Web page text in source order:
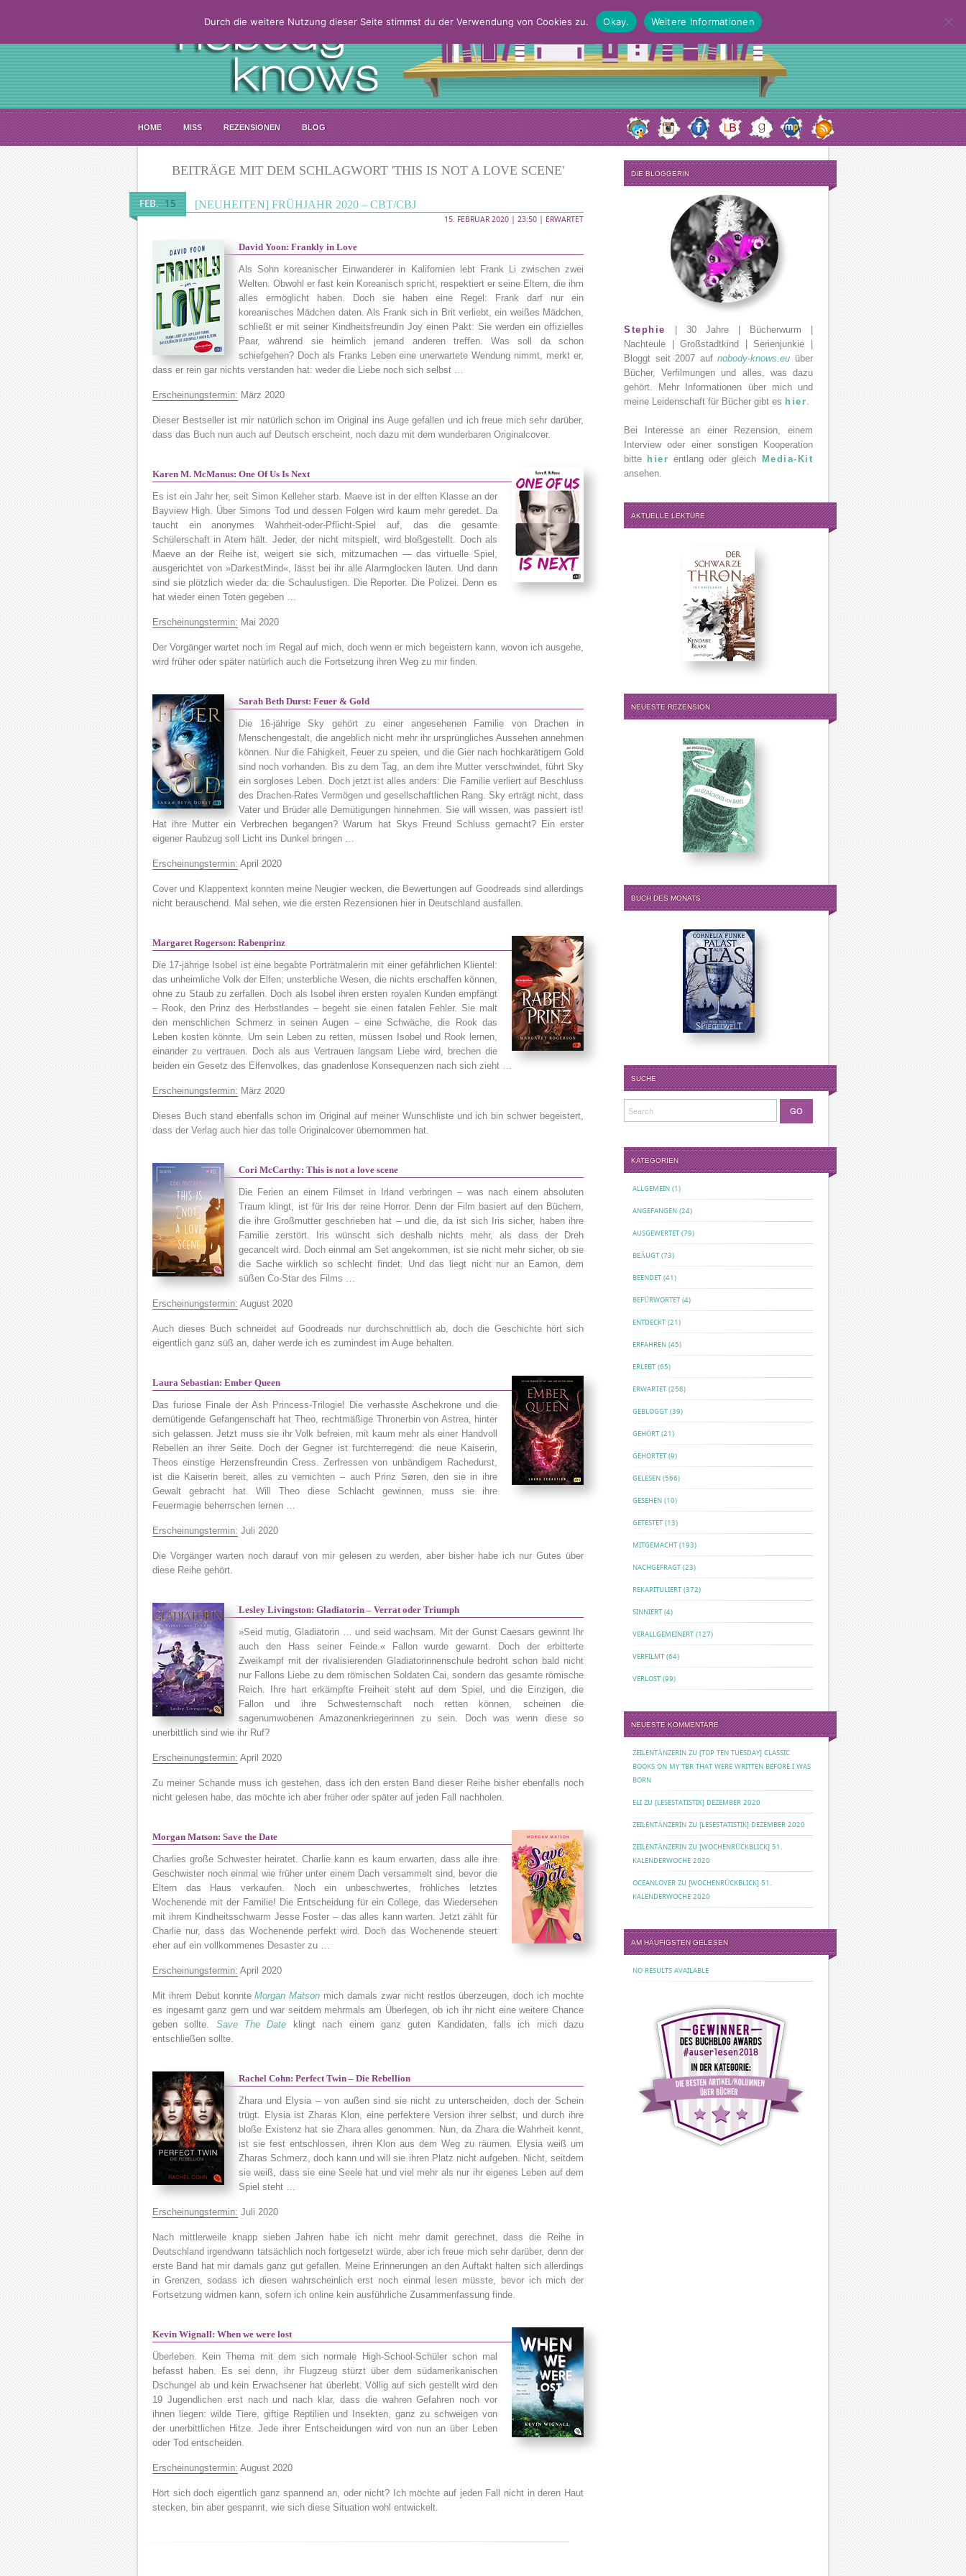
HOME MISS REZENSIONEN BLOG
BEITRÄGE MIT DEM SCHLAGWORT 'THIS IS NOT A LOVE SCENE'
FEB. 15 [NEUHEITEN] FRÜHJAHR 2020 – CBT/CBJ
15. FEBRUAR 2020 | 23:50 | ERWARTET
David Yoon: Frankly in Love
Als Sohn koreanischer Einwanderer in Kalifornien lebt Frank Li zwischen zwei
Welten. Obwohl er fast kein Koreanisch spricht, respektiert er seine Eltern, die ihm
alles ermöglicht haben. Doch sie haben eine Regel: Frank darf nur ein
koreanisches Mädchen daten. Als Frank sich in Brit verliebt, ein weißes Mädchen,
schließt er mit seiner Kindheitsfreundin Joy einen Pakt: Sie werden ein offizielles
Paar, während sie heimlich jemand anderen treffen. Was soll da schon
schiefgehen? Doch als Franks Leben eine unerwartete Wendung nimmt, merkt er,
dass er rein gar nichts verstanden hat: weder die Liebe noch sich selbst …
Erscheinungstermin: März 2020
Dieser Bestseller ist mir natürlich schon im Original ins Auge gefallen und ich freue mich sehr darüber,
dass das Buch nun auch auf Deutsch erscheint, noch dazu mit dem wunderbaren Originalcover.
Karen M. McManus: One Of Us Is Next
Es ist ein Jahr her, seit Simon Kelleher starb. Maeve ist in der elften Klasse an der
Bayview High. Über Simons Tod und dessen Folgen wird kaum mehr geredet. Da
taucht ein anonymes Wahrheit-oder-Pflicht-Spiel auf, das die gesamte
Schülerschaft in Atem hält. Jeder, der nicht mitspielt, wird bloßgestellt. Doch als
Maeve an der Reihe ist, weigert sie sich, mitzumachen — das virtuelle Spiel,
ausgerichtet von »DarkestMind«, lässt bei ihr alle Alarmglocken läuten. Und dann
sind sie plötzlich wieder da: die Schaulustigen. Die Reporter. Die Polizei. Denn es
hat wieder einen Toten gegeben …
Erscheinungstermin: Mai 2020
Der Vorgänger wartet noch im Regal auf mich, doch wenn er mich begeistern kann, wovon ich ausgehe,
wird früher oder später natürlich auch die Fortsetzung ihren Weg zu mir finden.
Sarah Beth Durst: Feuer & Gold
Die 16-jährige Sky gehört zu einer angesehenen Familie von Drachen in
Menschengestalt, die angeblich nicht mehr ihr ursprüngliches Aussehen annehmen
können. Nur die Fähigkeit, Feuer zu speien, und die Gier nach hochkarätigem Gold
sind noch vorhanden. Bis zu dem Tag, an dem ihre Mutter verschwindet, führt Sky
ein sorgloses Leben. Doch jetzt ist alles anders: Die Familie verliert auf Beschluss
des Drachen-Rates Vermögen und gesellschaftlichen Rang. Sky erträgt nicht, dass
Vater und Brüder alle Demütigungen hinnehmen. Sie will wissen, was passiert ist!
Hat ihre Mutter ein Verbrechen begangen? Warum hat Skys Freund Schluss gemacht? Ein erster
eigener Raubzug soll Licht ins Dunkel bringen …
Erscheinungstermin: April 2020
Cover und Klappentext konnten meine Neugier wecken, die Bewertungen auf Goodreads sind allerdings
nicht berauschend. Mal sehen, wie die ersten Rezensionen hier in Deutschland ausfallen.
Margaret Rogerson: Rabenprinz
Die 17-jährige Isobel ist eine begabte Porträtmalerin mit einer gefährlichen Klientel:
das unheimliche Volk der Elfen; unsterbliche Wesen, die nichts erschaffen können,
ohne zu Staub zu zerfallen. Doch als Isobel ihren ersten royalen Kunden empfängt
– Rook, den Prinz des Herbstlandes – begeht sie einen fatalen Fehler. Sie malt
den menschlichen Schmerz in seinen Augen – eine Schwäche, die Rook das
Leben kosten könnte. Um sein Leben zu retten, müssen Isobel und Rook lernen,
einander zu vertrauen. Doch als aus Vertrauen langsam Liebe wird, brechen die
beiden ein Gesetz des Elfenvolkes, das gnadenlose Konsequenzen nach sich zieht …
Erscheinungstermin: März 2020
Dieses Buch stand ebenfalls schon im Original auf meiner Wunschliste und ich bin schwer begeistert,
dass der Verlag auch hier das tolle Originalcover übernommen hat.
Cori McCarthy: This is not a love scene
Die Ferien an einem Filmset in Irland verbringen – was nach einem absoluten
Traum klingt, ist für Iris der reine Horror. Denn der Film basiert auf den Büchern,
die ihre Großmutter geschrieben hat – und die, da ist sich Iris sicher, haben ihre
Familie zerstört. Iris wünscht sich deshalb nichts mehr, als dass der Dreh
gecancelt wird. Doch einmal am Set angekommen, ist sie nicht mehr sicher, ob sie
die Sache wirklich so schlecht findet. Und das liegt nicht nur an Eamon, dem
süßen Co-Star des Films …
Erscheinungstermin: August 2020
Auch dieses Buch schneidet auf Goodreads nur durchschnittlich ab, doch die Geschichte hört sich
eigentlich ganz süß an, daher werde ich es zumindest im Auge behalten.
Laura Sebastian: Ember Queen
Das furiose Finale der Ash Princess-Trilogie! Die verhasste Aschekrone und die
demütigende Gefangenschaft hat Theo, rechtmäßige Thronerbin von Astrea, hinter
sich gelassen. Jetzt muss sie ihr Volk befreien, mit kaum mehr als einer Handvoll
Rebellen an ihrer Seite. Doch der Gegner ist furchterregend: die neue Kaiserin,
Theos einstige Herzensfreundin Cress. Zerfressen von unbändigem Rachedurst,
ist die Kaiserin bereit, alles zu vernichten – auch Prinz Søren, den sie in ihre
Gewalt gebracht hat. Will Theo diese Schlacht gewinnen, muss sie ihre
Feuermagie beherrschen lernen …
Erscheinungstermin: Juli 2020
Die Vorgänger warten noch darauf von mir gelesen zu werden, aber bisher habe ich nur Gutes über
diese Reihe gehört.
Lesley Livingston: Gladiatorin – Verrat oder Triumph
»Seid mutig, Gladiatorin … und seid wachsam. Mit der Gunst Caesars gewinnt Ihr
auch den Hass seiner Feinde.« Fallon wurde gewarnt. Doch der erbitterte
Zweikampf mit der rivalisierenden Gladiatorinnenschule bedroht schon bald nicht
nur Fallons Liebe zu dem römischen Soldaten Cai, sondern das gesamte römische
Reich. Ihre hart erkämpfte Freiheit steht auf dem Spiel, und die Einzigen, die
Fallon und ihre Schwesternschaft noch retten können, scheinen die
sagenumwobenen Amazonenkriegerinnen zu sein. Doch was wenn diese so
unerbittlich sind wie ihr Ruf?
Erscheinungstermin: April 2020
Zu meiner Schande muss ich gestehen, dass ich den ersten Band dieser Reihe bisher ebenfalls noch
nicht gelesen habe, das möchte ich aber früher oder später auf jeden Fall nachholen.
Morgan Matson: Save the Date
Charlies große Schwester heiratet. Charlie kann es kaum erwarten, dass alle ihre
Geschwister noch einmal wie früher unter einem Dach versammelt sind, bevor die
Eltern das Haus verkaufen. Noch ein unbeschwertes, fröhliches letztes
Wochenende mit der Familie! Die Entscheidung für ein College, das Wiedersehen
mit ihrem Kindheitsschwarm Jesse Foster – das alles kann warten. Jetzt zählt für
Charlie nur, dass das Wochenende perfekt wird. Doch das Wochenende steuert
eher auf ein vollkommenes Desaster zu …
Erscheinungstermin: April 2020
Mit ihrem Debut konnteMorgan Matson mich damals zwar nicht restlos überzeugen, doch ich mochte
es ingesamt ganz gern und war seitdem mehrmals am Überlegen, ob ich ihr nicht eine weitere Chance
geben sollte. Save The Date klingt nach einem ganz guten Kandidaten, falls ich mich dazu
entschließen sollte.
Rachel Cohn: Perfect Twin – Die Rebellion
Zhara und Elysia – von außen sind sie nicht zu unterscheiden, doch der Schein
trügt. Elysia ist Zharas Klon, eine perfektere Version ihrer selbst, und durch ihre
bloße Existenz hat sie Zhara alles genommen. Nun, da Zhara die Wahrheit kennt,
ist sie fest entschlossen, ihren Klon aus dem Weg zu räumen. Elysia weiß um
Zharas Schmerz, doch kann und will sie ihren Platz nicht aufgeben. Nicht, seitdem
sie weiß, dass sie eine Seele hat und viel mehr als nur ihr eigenes Leben auf dem
Spiel steht …
Erscheinungstermin: Juli 2020
Nach mittlerweile knapp sieben Jahren habe ich nicht mehr damit gerechnet, dass die Reihe in
Deutschland irgendwann tatsächlich noch fortgesetzt würde, aber ich freue mich sehr darüber, denn der
erste Band hat mir damals ganz gut gefallen. Meine Erinnerungen an den Auftakt halten sich allerdings
in Grenzen, sodass ich diesen wahrscheinlich erst noch einmal lesen müsste, bevor ich mich der
Fortsetzung widmen kann, sofern ich online kein ausführliche Zusammenfassung finde.
Kevin Wignall: When we were lost
Überleben. Kein Thema mit dem sich normale High-School-Schüler schon mal
befasst haben. Es sei denn, ihr Flugzeug stürzt über dem südamerikanischen
Dschungel ab und kein Erwachsener hat überlebt. Völlig auf sich gestellt wird den
19 Jugendlichen erst nach und nach klar, dass die wahren Gefahren noch vor
ihnen liegen: wilde Tiere, giftige Reptilien und Insekten, ganz zu schweigen von
der unerbittlichen Hitze. Jede ihrer Entscheidungen wird von nun an über Leben
oder Tod entscheiden.
Erscheinungstermin: August 2020
Hört sich doch eigentlich ganz spannend an, oder nicht? Ich möchte auf jeden Fall nicht in deren Haut
stecken, bin aber gespannt, wie sich diese Situation wohl entwickelt.
DIE BLOGGERIN
Stephie | 30 Jahre | Bücherwurm |
Nachteule | Großstadtkind | Serienjunkie |
Bloggt seit 2007 aufnobody-knows.eu über
Bücher, Verfilmungen und alles, was dazu
gehört. Mehr Informationen über mich und
meine Leidenschaft für Bücher gibt es hier.
Bei Interesse an einer Rezension, einem
Interview oder einer sonstigen Kooperation
bitte hier entlang oder gleich
Media-Kit
ansehen.
AKTUELLE LEKTÜRE
NEUESTE REZENSION
BUCH DES MONATS
SUCHE
KATEGORIEN
ALLGEMEIN (1)
ANGEFANGEN (24)
AUSGEWERTET (79)
BEÄUGT (73)
BEENDET (41)
BEFÜRWORTET (4)
ENTDECKT (21)
ERFAHREN (45)
ERLEBT (65)
ERWARTET (258)
GEBLOGGT (39)
GEHÖRT (21)
GEHORTET (9)
GELESEN (566)
GESEHEN (10)
GETESTET (13)
MITGEMACHT (193)
NACHGEFRAGT (23)
REKAPITULIERT (372)
SINNIERT (4)
VERALLGEMEINERT (127)
VERFILMT (64)
VERLOST (99)
NEUESTE KOMMENTARE
ZEILENTÄNZERIN ZU [TOP TEN TUESDAY] CLASSIC
BOOKS ON MY TBR THAT WERE WRITTEN BEFORE I WAS
BORN
ELI ZU [LESESTATISTIK] DEZEMBER 2020
ZEILENTÄNZERIN ZU [LESESTATISTIK] DEZEMBER 2020
ZEILENTÄNZERIN ZU [WOCHENRÜCKBLICK] 51.
KALENDERWOCHE 2020
OCEANLOVER ZU [WOCHENRÜCKBLICK] 51.
KALENDERWOCHE 2020
AM HÄUFIGSTEN GELESEN
NO RESULTS AVAILABLE
Durch die weitere Nutzung dieser Seite stimmst du der Verwendung von Cookies zu. Okay. Weitere Informationen